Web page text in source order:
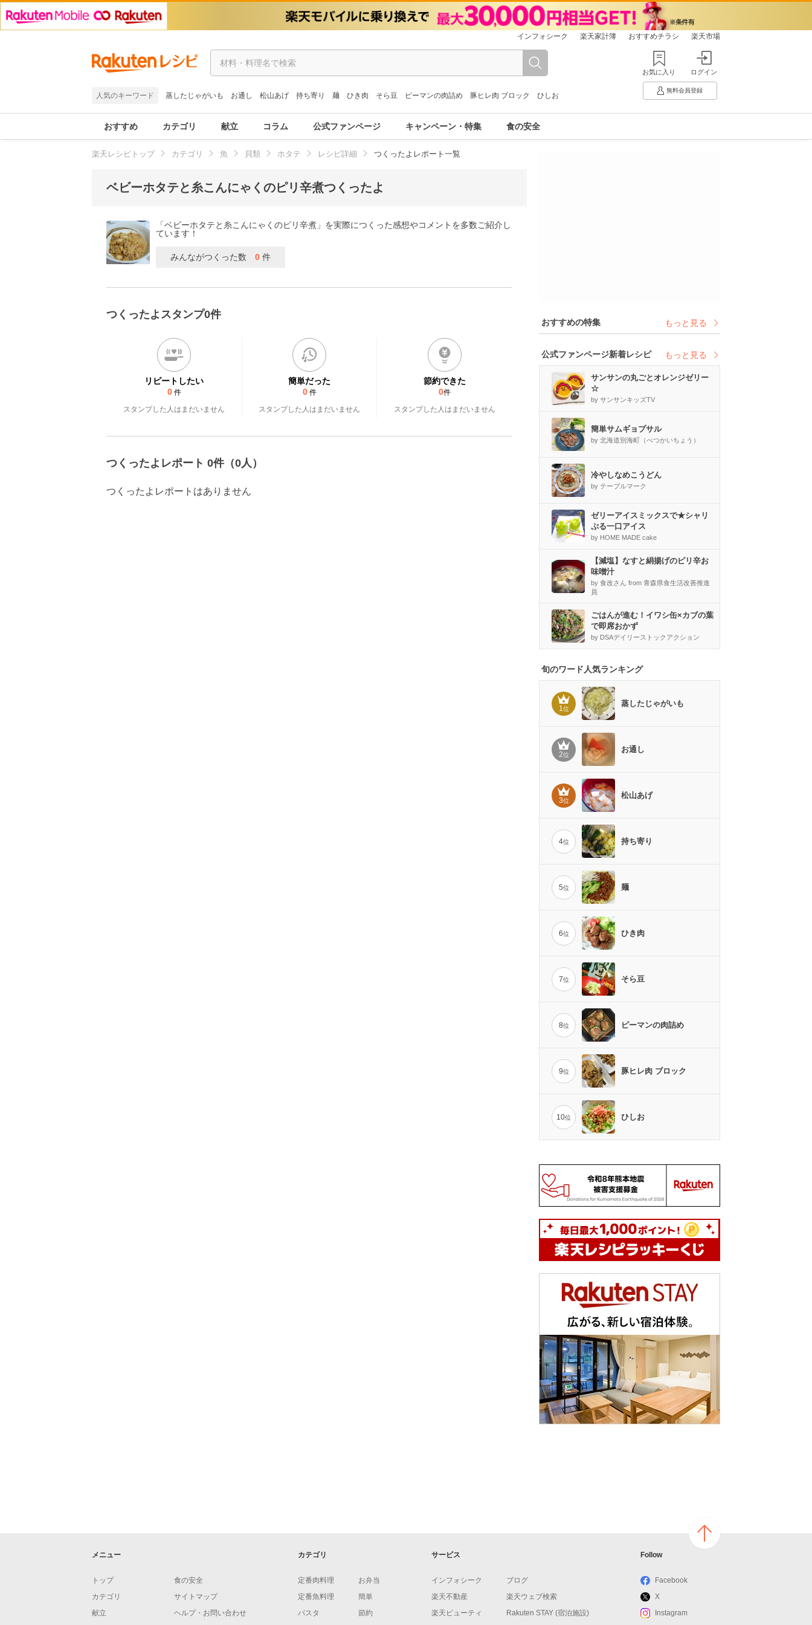
インフォシーク 楽天家計簿 おすすめチラシ 楽天市場
人気のキーワード 蒸したじゃがいも お通し 松山あげ 持ち寄り 麺 ひき肉 そら豆 ピーマンの肉詰め 豚ヒレ肉 ブロック ひしお
お気に入り ログイン
無料会員登録
おすすめ カテゴリ 献立 コラム 公式ファンページ キャンペーン・特集 食の安全
楽天レシピトップ カテゴリ 魚 貝類 ホタテ レシピ詳細 つくったよレポート一覧
ベビーホタテと糸こんにゃくのピリ辛煮つくったよ
「ベビーホタテと糸こんにゃくのピリ辛煮」を実際につくった感想やコメントを多数ご紹介し
ています！
みんながつくった数 0 件
つくったよスタンプ0件
リピートしたい
0 件
スタンプした人はまだいません
簡単だった
0 件
スタンプした人はまだいません
節約できた
0件
スタンプした人はまだいません
つくったよレポート 0件（0人）
つくったよレポートはありません
おすすめの特集 もっと見る
公式ファンページ新着レシピ もっと見る
サンサンの丸ごとオレンジゼリー
☆
by サンサンキッズTV
簡単サムギョプサル
by 北海道別海町（べつかいちょう）
冷やしなめこうどん
by テーブルマーク
ゼリーアイスミックスで★シャリ
ぷる一口アイス
by HOME MADE cake
【減塩】なすと絹揚げのピリ辛お
味噌汁
by 食改さん from 青森県食生活改善推進
員
ごはんが進む！イワシ缶×カブの葉
で即席おかず
by DSAデイリーストックアクション
旬のワード人気ランキング
1位
蒸したじゃがいも
2位
お通し
3位
松山あげ
4位 持ち寄り
5位 麺
6位 ひき肉
7位 そら豆
8位 ピーマンの肉詰め
9位 豚ヒレ肉 ブロック
10位 ひしお
メニュー
トップ
カテゴリ
献立
食の安全
サイトマップ
ヘルプ・お問い合わせ
カテゴリ
定番肉料理
定番魚料理
パスタ
お弁当
簡単
節約
サービス
インフォシーク
楽天不動産
楽天ビューティ
ブログ
楽天ウェブ検索
Rakuten STAY (宿泊施設)
Follow
Facebook
X
Instagram